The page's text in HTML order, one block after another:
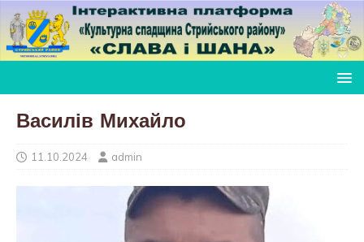
Василів Михайло
11.10.2024 admin